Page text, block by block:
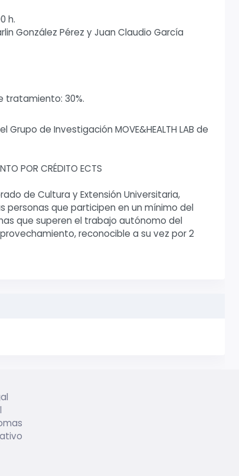
h.
González Pérez y Juan Claudio García
tratamiento: 30%.
de Investigación MOVE&HEALTH LAB de
POR CRÉDITO ECTS
de Cultura y Extensión Universitaria,
que participen en un mínimo del
que superen el trabajo autónomo del
reconocible a su vez por 2